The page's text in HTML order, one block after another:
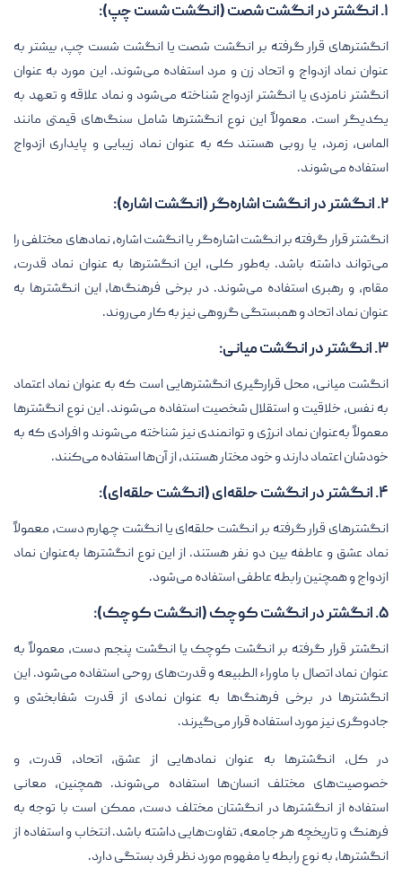
۱. انگشتر در انگشت شصت (انگشت شست چپ):
انگشترهای قرار گرفته بر انگشت شصت یا انگشت شست چپ، بیشتر به
عنوان نماد ازدواج و اتحاد زن و مرد استفاده می‌شوند. این مورد به عنوان
انگشتر نامزدی یا انگشتر ازدواج شناخته می‌شود و نماد علاقه و تعهد به
یکدیگر است. معمولاً این نوع انگشترها شامل سنگ‌های قیمتی مانند
الماس، زمرد، یا روبی هستند که به عنوان نماد زیبایی و پایداری ازدواج
استفاده می‌شوند.
۲. انگشتر در انگشت اشاره‌گر (انگشت اشاره):
انگشتر قرار گرفته بر انگشت اشاره‌گر یا انگشت اشاره، نمادهای مختلفی را
می‌تواند داشته باشد. به‌طور کلی، این انگشترها به عنوان نماد قدرت،
مقام، و رهبری استفاده می‌شوند. در برخی فرهنگ‌ها، این انگشترها به
عنوان نماد اتحاد و همبستگی گروهی نیز به کار می‌روند.
۳. انگشتر در انگشت میانی:
انگشت میانی، محل قرارگیری انگشترهایی است که به عنوان نماد اعتماد
به نفس، خلاقیت و استقلال شخصیت استفاده می‌شوند. این نوع انگشترها
معمولاً به‌عنوان نماد انرژی و توانمندی نیز شناخته می‌شوند و افرادی که به
خودشان اعتماد دارند و خود مختار هستند، از آن‌ها استفاده می‌کنند.
۴. انگشتر در انگشت حلقه‌ای (انگشت حلقه‌ای):
انگشترهای قرار گرفته بر انگشت حلقه‌ای یا انگشت چهارم دست، معمولاً
نماد عشق و عاطفه بین دو نفر هستند. از این نوع انگشترها به‌عنوان نماد
ازدواج و همچنین رابطه عاطفی استفاده می‌شود.
۵. انگشتر در انگشت کوچک (انگشت کوچک):
انگشتر قرار گرفته بر انگشت کوچک یا انگشت پنجم دست، معمولاً به
عنوان نماد اتصال با ماوراء الطبیعه و قدرت‌های روحی استفاده می‌شود. این
انگشترها در برخی فرهنگ‌ها به عنوان نمادی از قدرت شفابخشی و
جادوگری نیز مورد استفاده قرار می‌گیرند.
در کل، انگشترها به عنوان نمادهایی از عشق، اتحاد، قدرت، و
خصوصیت‌های مختلف انسان‌ها استفاده می‌شوند. همچنین، معانی
استفاده از انگشترها در انگشتان مختلف دست، ممکن است با توجه به
فرهنگ و تاریخچه هر جامعه، تفاوت‌هایی داشته باشد. انتخاب و استفاده از
انگشترها، به نوع رابطه یا مفهوم مورد نظر فرد بستگی دارد.